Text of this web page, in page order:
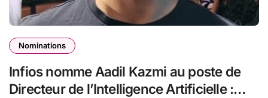
Nominations
Infios nomme Aadil Kazmi au poste de
Directeur de l’Intelligence Artificielle :